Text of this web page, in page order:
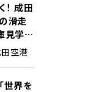
！ 成田
滑走
見学イ
空港
世界を